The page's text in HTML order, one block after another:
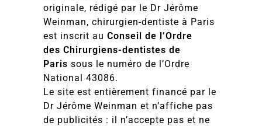
originale, rédigé par le Dr Jérôme
Weinman, chirurgien-dentiste à Paris
est inscrit au Conseil de l’Ordre
des Chirurgiens-dentistes de
Paris sous le numéro de l’Ordre
National 43086.
Le site est entièrement financé par le
Dr Jérôme Weinman et n’affiche pas
de publicités : il n’accepte pas et ne